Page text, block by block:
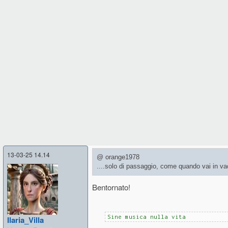
13-03-25 14.14
Ilaria_Villa
@ orange1978
....solo di passaggio, come quando vai in
Bentornato!
Sine musica nulla vita